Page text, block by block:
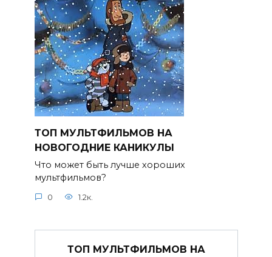
ТОП МУЛЬТФИЛЬМОВ НА
НОВОГОДНИЕ КАНИКУЛЫ
Что может быть лучше хороших
мультфильмов?
0 1.2к.
ТОП МУЛЬТФИЛЬМОВ НА